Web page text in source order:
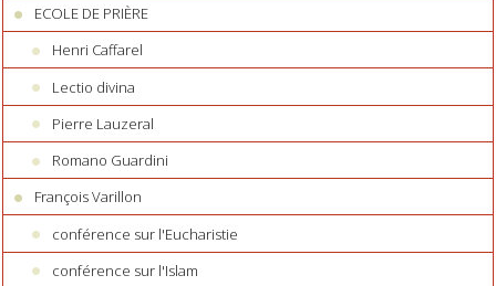
ECOLE DE PRIÈRE
Henri Caffarel
Lectio divina
Pierre Lauzeral
Romano Guardini
François Varillon
conférence sur l'Eucharistie
conférence sur l'Islam